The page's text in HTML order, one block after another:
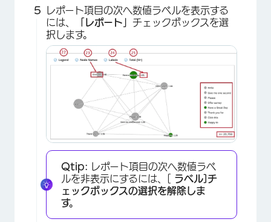
×
レポート項目の次へ数値ラベルを表示する
には、
「レポート」 チェックボックスを選
択します。
Qtip: レポート項目の次へ数値ラベ
ルを非表示にするには、[
ラベル]チ
ェックボックスの選択を解除しま
す。